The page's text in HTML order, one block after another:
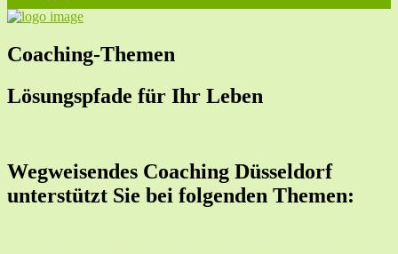
Coaching-Themen
Lösungspfade für Ihr Leben
Wegweisendes Coaching Düsseldorf
unterstützt Sie bei folgenden Themen: